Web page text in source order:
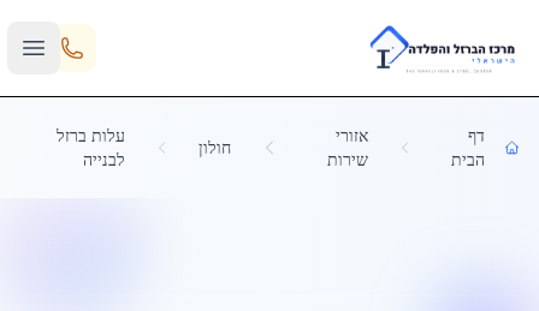
Skip to main content
דף
הבית
אזורי
שירות
חולון
עלות ברזל
לבנייה